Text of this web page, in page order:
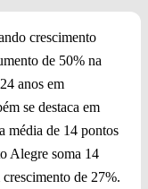
crescimento
de 50% na
anos em
se destaca em
média de 14 pontos
Alegre soma 14
de 27%.